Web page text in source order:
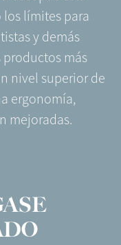
límites para
y demás
más
nivel superior de
ergonomía,
mejoradas.